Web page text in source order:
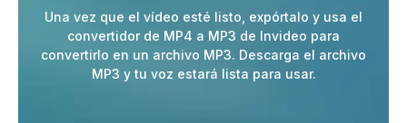
Una vez que el vídeo esté listo, expórtalo y usa el
convertidor de MP4 a MP3 de Invideo para
convertirlo en un archivo MP3. Descarga el archivo
MP3 y tu voz estará lista para usar.